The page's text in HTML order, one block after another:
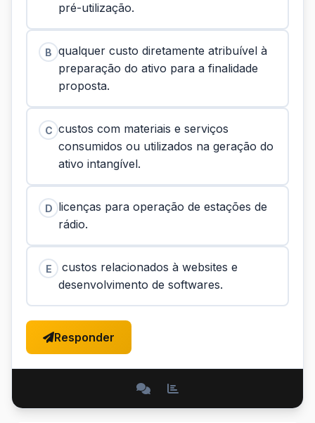
pré-utilização.
B qualquer custo diretamente atribuível à
preparação do ativo para a finalidade
proposta.
C custos com materiais e serviços
consumidos ou utilizados na geração do
ativo intangível.
D licenças para operação de estações de
rádio.
E
custos relacionados à websites e
desenvolvimento de softwares.
Responder